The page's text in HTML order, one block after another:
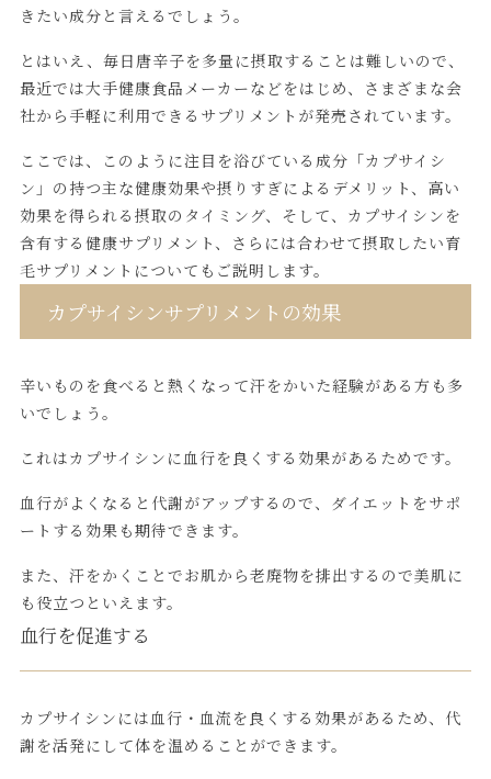
きたい成分と言えるでしょう。
とはいえ、毎日唐辛子を多量に摂取することは難しいので、
最近では大手健康食品メーカーなどをはじめ、さまざまな会
社から手軽に利用できるサプリメントが発売されています。
ここでは、このように注目を浴びている成分「カプサイシ
ン」の持つ主な健康効果や摂りすぎによるデメリット、高い
効果を得られる摂取のタイミング、そして、カプサイシンを
含有する健康サプリメント、さらには合わせて摂取したい育
毛サプリメントについてもご説明します。
カプサイシンサプリメントの効果
辛いものを食べると熱くなって汗をかいた経験がある方も多
いでしょう。
これはカプサイシンに血行を良くする効果があるためです。
血行がよくなると代謝がアップするので、ダイエットをサポ
ートする効果も期待できます。
また、汗をかくことでお肌から老廃物を排出するので美肌に
も役立つといえます。
血行を促進する
カプサイシンには血行・血流を良くする効果があるため、代
謝を活発にして体を温めることができます。